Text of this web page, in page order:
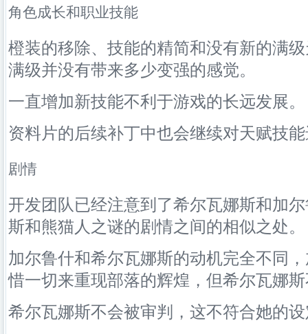
角色成长和职业技能
橙装的移除、技能的精简和没有新的满
满级并没有带来多少变强的感觉。
一直增加新技能不利于游戏的长远发展。
资料片的后续补丁中也会继续对天赋技
剧情
开发团队已经注意到了希尔瓦娜斯和加
斯和熊猫人之谜的剧情之间的相似之处。
加尔鲁什和希尔瓦娜斯的动机完全不同
惜一切来重现部落的辉煌，但希尔瓦娜
希尔瓦娜斯不会被审判，这不符合她的